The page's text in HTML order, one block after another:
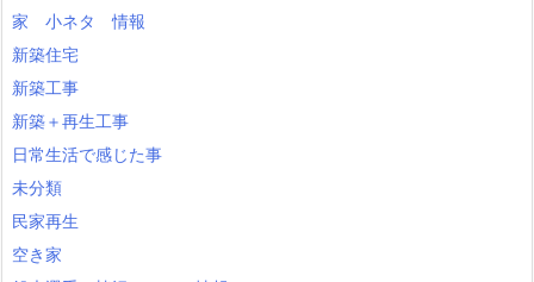
家 小ネタ 情報
新築住宅
新築工事
新築＋再生工事
日常生活で感じた事
未分類
民家再生
空き家